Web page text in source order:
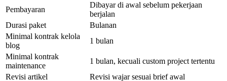
Pembayaran
Dibayar di awal sebelum pekerjaan
berjalan
Durasi paket
Bulanan
Minimal kontrak kelola
blog
1 bulan
Minimal kontrak
maintenance
1 bulan, kecuali custom project tertentu
Revisi artikel
Revisi wajar sesuai brief awal